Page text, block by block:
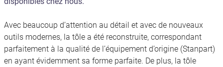
Avec beaucoup d’attention au détail et avec de nouveaux
outils modernes, la tôle a été reconstruite, correspondant
parfaitement à la qualité de l’équipement d’origine (Stanpart)
en ayant évidemment sa forme parfaite. De plus, la tôle